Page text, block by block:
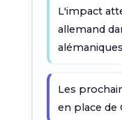
L'impact
allemand
alémaniques
Les
en place de